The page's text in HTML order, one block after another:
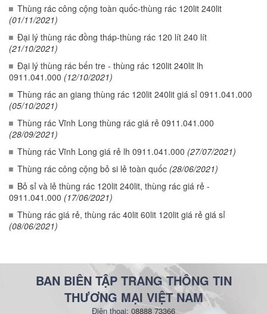
Thùng rác công cộng toàn quốc-thùng rác 120lit 240lit
(01/11/2021)
Đại lý thùng rác đồng tháp-thùng rác 120 lít 240 lít
(21/10/2021)
Đại lý thùng rác bến tre - thùng rác 120lit 240lit lh
0911.041.000 (12/10/2021)
Thùng rác an giang thùng rác 120lit 240lit giá sỉ 0911.041.000
(05/10/2021)
Thùng rác Vĩnh Long thùng rác giá rẻ 0911.041.000
(28/09/2021)
Thùng rác Vĩnh Long giá rẻ lh 0911.041.000 (27/07/2021)
Thùng rác công cộng bỏ si lẻ toàn quốc (28/06/2021)
Bỏ sỉ và lẻ thùng rác 120lit 240lit, thùng rác giá rẻ -
0911.041.000 (17/06/2021)
Thùng rác giá rẻ, thùng rác 40lit 60lit 120lit giá rẻ giá sỉ
(08/06/2021)
BAN BIÊN TẬP TRANG THÔNG TIN
THƯƠNG MẠI VIỆT NAM
Điện thoại: 08888 73366